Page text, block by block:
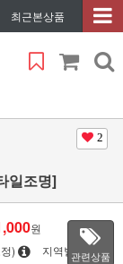
최근본상품
2
일조명]
원
) 지역별관련상품